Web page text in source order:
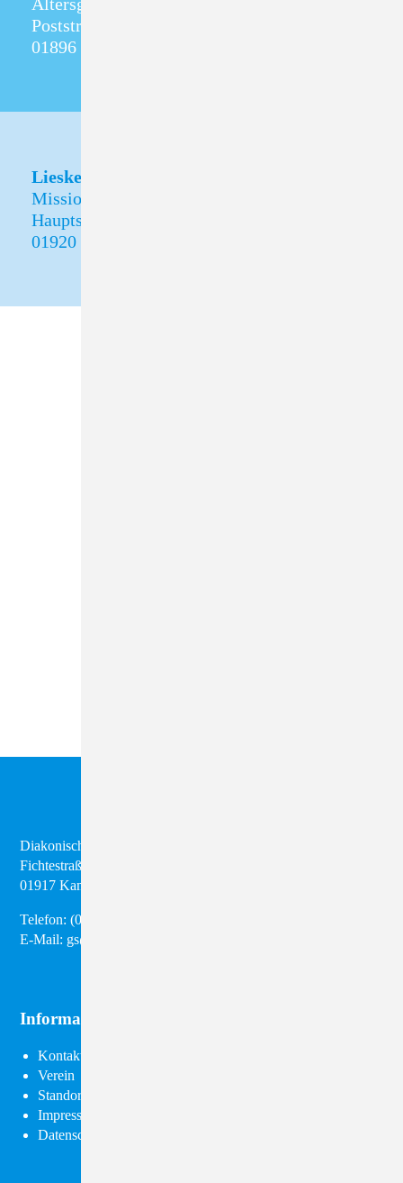
Poststraße 5
01896 Pulsnitz
Lieske
Missionshof Lieske
Hauptstraße 30
01920 Oßling OT Lieske
Diakonisches Werk Kamenz e.V.
Fichtestraße 8
01917 Kamenz
Telefon:(03 57 95) 28 98 50
E-Mail: gs@diakonie-kamenz.de
Informationen
Navigation
überspringen
Kontakt
Verein
Standorte
Impressum
Datenschutz